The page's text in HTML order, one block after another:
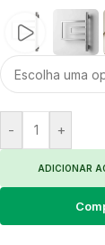
- +
ADICIONAR